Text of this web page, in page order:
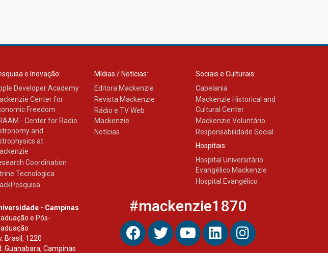
e Inovação:
Developer Academy
Center for
Freedom
- Center for Radio
and
at
Coordination
Tecnologica
Mídias / Notícias:
Editora Mackenzie
Revista Mackenzie
Rádio e TV Web
Mackenzie
Notícias
Sociais e Culturais:
Capelania
Mackenzie Historical and
Cultural Center
Mackenzie Voluntário
Responsabilidade Social
Hospitais:
Hospital Universitário
Evangélico Mackenzie
Hospital Evangélico
- Campinas
e Pós-
Brasil, 1220
Guanabara, Campinas
#mackenzie1870